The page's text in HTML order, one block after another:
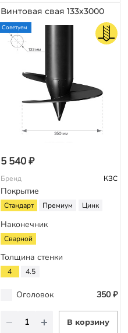
Винтовая свая 133х3000
Советуем
5 540 ₽
Бренд КЗС
Покрытие
Стандарт Премиум Цинк
Наконечник
Сварной
Толщина стенки
4 4.5
Оголовок 350 ₽
В корзину